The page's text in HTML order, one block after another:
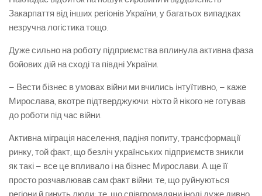
Закарпаття від інших регіонів України, у багатьох випадках
незручна логістика тощо.
Дуже сильно на роботу підприємства вплинула активна фаза
бойових дій на сході та півдні України.
– Вести бізнес в умовах війни ми вчились інтуїтивно, – каже
Мирослава, вкотре підтверджуючи: ніхто й нікого не готував
до роботи під час війни.
Активна міграція населення, падіня попиту, трансформації
ринку, той факт, що безліч українських підприємств зникли
як такі – все це впливало і на бізнес Мирослави. А ще її
просто розчавлював сам факт війни: те, що руйнуються